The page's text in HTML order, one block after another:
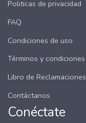
Politicas de privacidad
FAQ
Condiciones de uso
Términos y condiciones
Libro de Reclamaciones
Contáctanos
Conéctate